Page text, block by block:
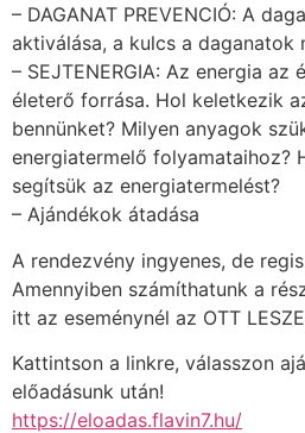
– DAGANAT PREVENCIÓ: A
aktiválása, a kulcs a daganatok
– SEJTENERGIA: Az energia az
életerő forrása. Hol keletkezik
bennünket? Milyen anyagok
energiatermelő folyamataihoz?
segítsük az energiatermelést?
– Ajándékok átadása
A rendezvény ingyenes, de
Amennyiben számíthatunk a
itt az eseménynél az OTT
Kattintson a linkre, válasszon
előadásunk után!
https://eloadas.flavin7.hu/